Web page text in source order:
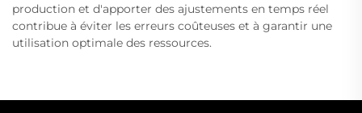
production et d'apporter des ajustements en temps réel
contribue à éviter les erreurs coûteuses et à garantir une
utilisation optimale des ressources.